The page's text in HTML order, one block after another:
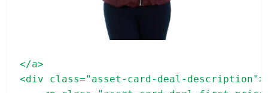
</a>
<div class="asset-card-deal-description">